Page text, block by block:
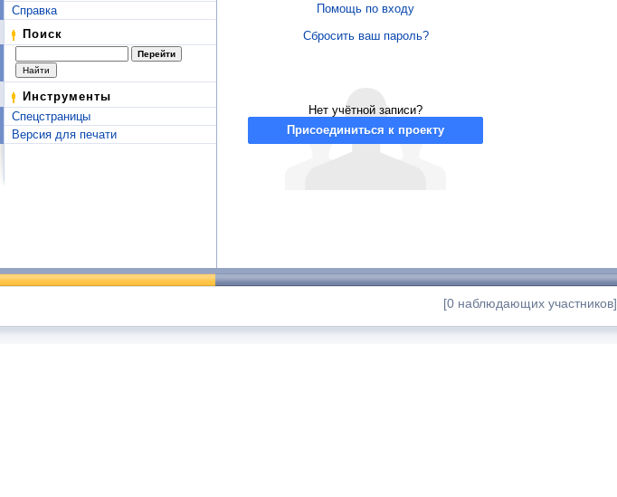
Справка
Поиск
Инструменты
Спецстраницы
Версия для печати
Помощь по входу
Сбросить ваш пароль?
Нет учётной записи?
Присоединиться к проекту
[0 наблюдающих участников]